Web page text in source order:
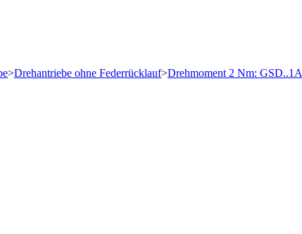
>Drehantriebe ohne Federrücklauf>Drehmoment 2 Nm: GSD..1A